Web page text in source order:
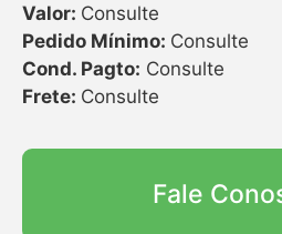
Valor: Consulte
Pedido Mínimo: Consulte
Cond. Pagto: Consulte
Frete: Consulte
Fale